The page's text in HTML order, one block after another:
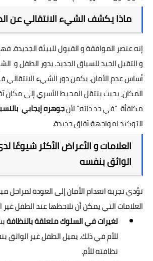
ماذا يكشف الشيء الانتقالي عن
إنه عنصر الموافقة و القبول للبيئة الجديدة.
و التقبل الجيد للسياق الجديد. يدور الطفل و
أساس عدم الأمان. يكمن دور الشيء الانتقالي
المكان، بحيث ينتقل المحيط الأسري إلى مكان
مكافأة "في حد ذاته" لأنجوهره إيجابي
التوكيد لمواجهة آفاق جديدة.
العلامات و الأعراض الأكثر شيوعًا
الواثق بنفسه
تؤدي تجربة انعدام الأمان إلى العودة
العلامات التي يمكن أن نلاحظها عند الطفل
تغيراتفي السلوك متعلقة بالنظافة
للأم في ذلك. يميل الطفل غير
نظافته للأم.